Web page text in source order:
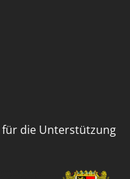
die Unterstützung